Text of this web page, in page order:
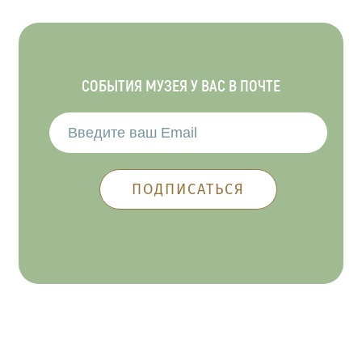
СОБЫТИЯ МУЗЕЯ У ВАС В ПОЧТЕ